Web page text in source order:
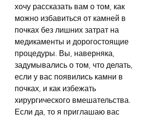
хочу рассказать вам о том, как
можно избавиться от камней в
почках без лишних затрат на
медикаменты и дорогостоящие
процедуры. Вы, наверняка,
задумывались о том, что делать,
если у вас появились камни в
почках, и как избежать
хирургического вмешательства.
Если да, то я приглашаю вас